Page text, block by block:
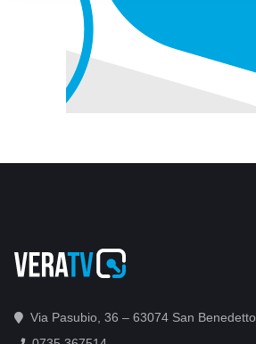
Via Pasubio, 36 – 63074 San